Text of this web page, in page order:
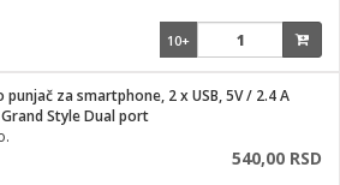
10+
punjač za smartphone, 2 x USB, 5V / 2.4 A
Style Dual port
540,00 RSD